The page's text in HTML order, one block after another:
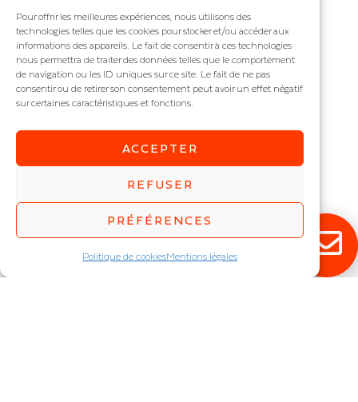
Pour offrir les meilleures expériences, nous utilisons des
technologies telles que les cookies pour stocker et/ou accéder aux
informations des appareils. Le fait de consentir à ces technologies
nous permettra de traiter des données telles que le comportement
de navigation ou les ID uniques sur ce site. Le fait de ne pas
consentir ou de retirer son consentement peut avoir un effet négatif
sur certaines caractéristiques et fonctions.
ACCEPTER
REFUSER
PRÉFÉRENCES
Politique de cookiesMentions légales
DONIA
IP : IP20
9
RESTEZ ÉCLAIRÉ !